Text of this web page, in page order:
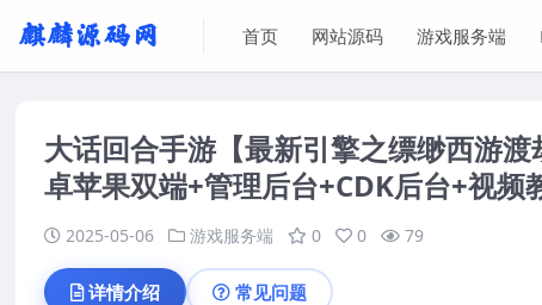
首页 网站源码 游戏服务端
大话回合手游【最新引擎之缥缈西游
卓苹果双端+管理后台+CDK后台+视频
2025-05-06 游戏服务端 0 0 79
详情介绍 常见问题